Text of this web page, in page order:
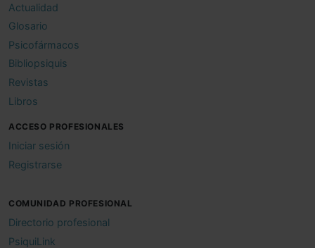
Actualidad
Glosario
Psicofármacos
Bibliopsiquis
Revistas
Libros
ACCESO PROFESIONALES
Iniciar sesión
Registrarse
COMUNIDAD PROFESIONAL
Directorio profesional
PsiquiLink